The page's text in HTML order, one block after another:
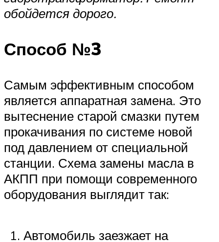
обойдется дорого.
Способ №3
Самым эффективным способом
является аппаратная замена. Это
вытеснение старой смазки путем
прокачивания по системе новой
под давлением от специальной
станции. Схема замены масла в
АКПП при помощи современного
оборудования выглядит так:
Автомобиль заезжает на